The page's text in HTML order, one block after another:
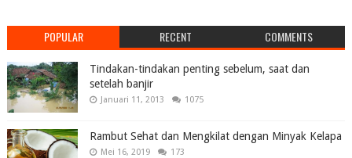
POPULAR RECENT COMMENTS
Tindakan-tindakan penting sebelum, saat dan
setelah banjir
Januari 11, 2013 1075
Rambut Sehat dan Mengkilat dengan Minyak Kelapa
Mei 16, 2019 173